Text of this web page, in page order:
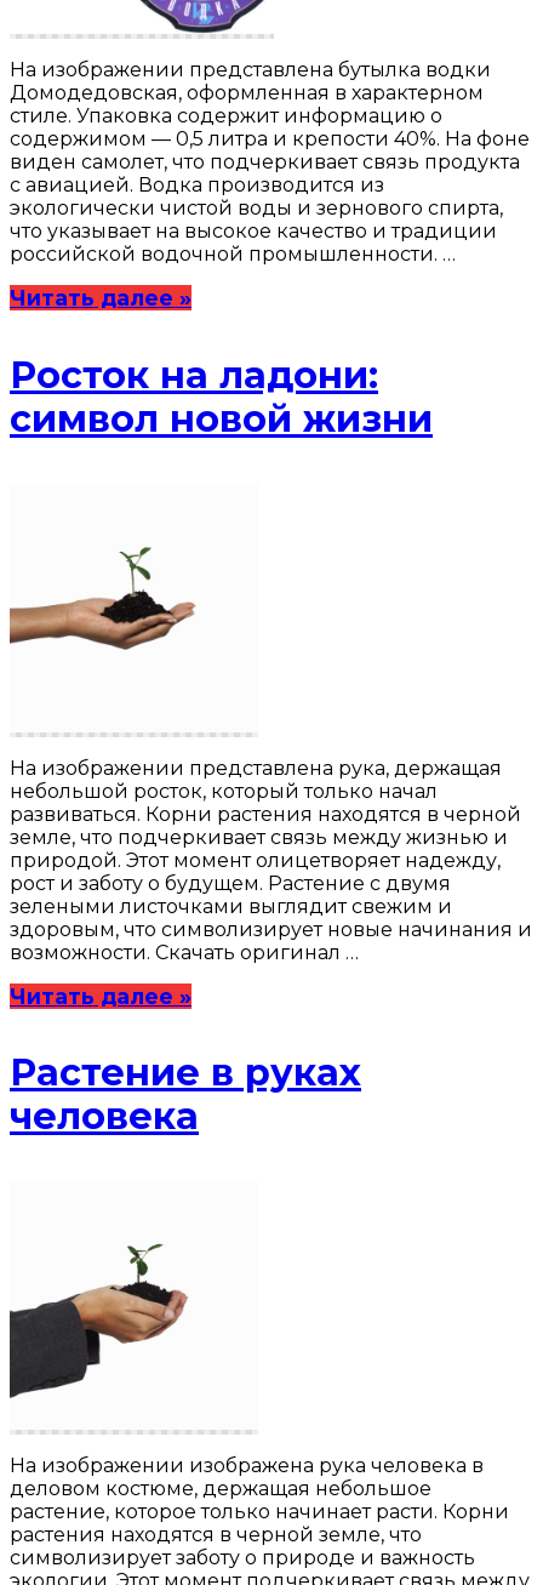
На изображении представлена бутылка водки
Домодедовская, оформленная в характерном
стиле. Упаковка содержит информацию о
содержимом — 0,5 литра и крепости 40%. На фоне
виден самолет, что подчеркивает связь продукта
с авиацией. Водка производится из
экологически чистой воды и зернового спирта,
что указывает на высокое качество и традиции
российской водочной промышленности. …
Читать далее »
Росток на ладони:
символ новой жизни
На изображении представлена рука, держащая
небольшой росток, который только начал
развиваться. Корни растения находятся в черной
земле, что подчеркивает связь между жизнью и
природой. Этот момент олицетворяет надежду,
рост и заботу о будущем. Растение с двумя
зелеными листочками выглядит свежим и
здоровым, что символизирует новые начинания и
возможности. Скачать оригинал …
Читать далее »
Растение в руках
человека
На изображении изображена рука человека в
деловом костюме, держащая небольшое
растение, которое только начинает расти. Корни
растения находятся в черной земле, что
символизирует заботу о природе и важность